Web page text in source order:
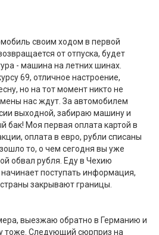
своим ходом в первой
от отпуска, будет
- машина на летних шинах.
69, отличное настроение,
но на тот момент никто не
нас ждут. За автомобилем
выходной, забираю машину и
бак! Моя первая оплата картой в
оплата в евро, рубли списаны
то, о чем сегодня вы уже
обвал рубля. Еду в Чехию
поступать информация,
закрывают границы.
выезжаю обратно в Германию и
тоже. Следующий сюрприз на